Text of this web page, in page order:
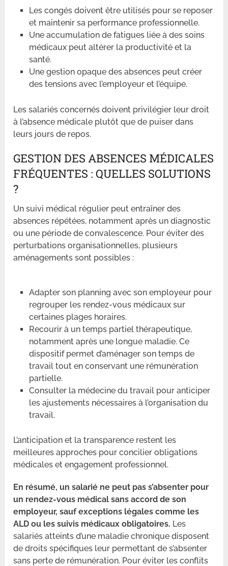
Les congés doivent être utilisés pour se reposer
et maintenir sa performance professionnelle.
Une accumulation de fatigues liée à des soins
médicaux peut altérer la productivité et la
santé.
Une gestion opaque des absences peut créer
des tensions avec l’employeur et l’équipe.
Les salariés concernés doivent privilégier leur droit
à l’absence médicale plutôt que de puiser dans
leurs jours de repos.
GESTION DES ABSENCES MÉDICALES
FRÉQUENTES : QUELLES SOLUTIONS
?
Un suivi médical régulier peut entraîner des
absences répétées, notamment après un diagnostic
ou une période de convalescence. Pour éviter des
perturbations organisationnelles, plusieurs
aménagements sont possibles :
Adapter son planning avec son employeur pour
regrouper les rendez-vous médicaux sur
certaines plages horaires.
Recourir à un temps partiel thérapeutique,
notamment après une longue maladie. Ce
dispositif permet d’aménager son temps de
travail tout en conservant une rémunération
partielle.
Consulter la médecine du travail pour anticiper
les ajustements nécessaires à l’organisation du
travail.
L’anticipation et la transparence restent les
meilleures approches pour concilier obligations
médicales et engagement professionnel.
En résumé, un salarié ne peut pas s’absenter pour
un rendez-vous médical sans accord de son
employeur, sauf exceptions légales comme les
ALD ou les suivis médicaux obligatoires. Les
salariés atteints d’une maladie chronique disposent
de droits spécifiques leur permettant de s’absenter
sans perte de rémunération. Pour éviter les conflits